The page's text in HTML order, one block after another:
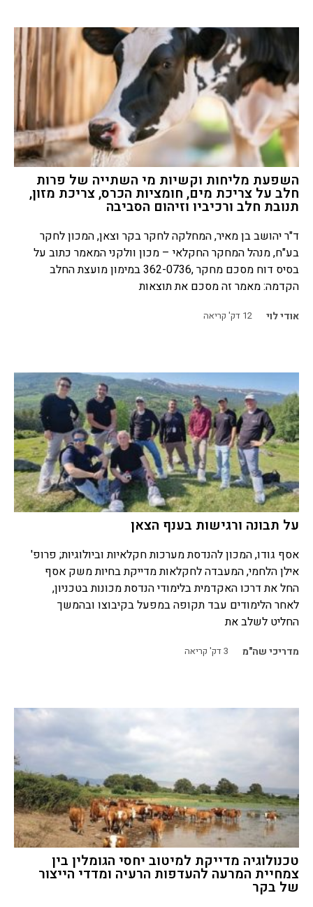
השפעת מליחות וקשיות מי השתייה של פרות
חלב על צריכת מים, חומציות הכרס, צריכת מזון,
תנובת חלב ורכיביו וזיהום הסביבה
ד"ר יהושב בן מאיר, המחלקה לחקר בקר וצאן, המכון לחקר
בע"ח, מנהל המחקר החקלאי – מכון וולקני המאמר כתוב על
בסיס דוח מסכם מחקר ,362-0736 במימון מועצת החלב
הקדמה: מאמר זה מסכם את תוצאות
אודי לוי 12 דק' קריאה
על תבונה ורגישות בענף הצאן
אסף גודו, המכון להנדסת מערכות חקלאיות וביולוגיות; פרופ'
אילן הלחמי, המעבדה לחקלאות מדייקת בחיות משק אסף
החל את דרכו האקדמית בלימודי הנדסת מכונות בטכניון,
לאחר הלימודים עבד תקופה במפעל בקיבוצו ובהמשך
החליט לשלב את
מדריכי שה"מ 3דק' קריאה
טכנולוגיה מדייקת למיטוב יחסי הגומלין בין
צמחיית המרעה להעדפות הרעיה ומדדי הייצור
של בקר